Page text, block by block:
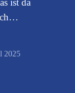
ist da
2025